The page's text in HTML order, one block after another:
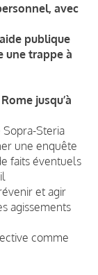
avec
publique
une trappe à
jusqu’à
Steria
une enquête
faits éventuels
et agir
agissements
comme